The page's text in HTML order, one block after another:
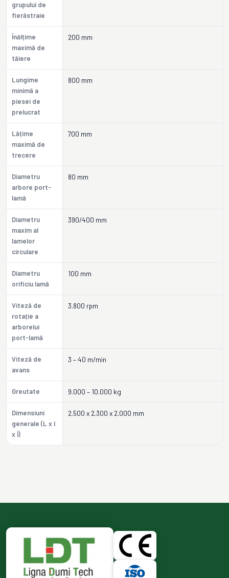
grupului de
fierăstraie
Înălțime
maximă de
tăiere
200 mm
Lungime
minimă a
piesei de
prelucrat
800 mm
Lățime
maximă de
trecere
700 mm
Diametru
arbore port-
lamă
80 mm
Diametru
maxim al
lamelor
circulare
390/400 mm
Diametru
orificiu lamă
100 mm
Viteză de
rotație a
arborelui
port-lamă
3.800 rpm
Viteză de
avans
3 – 40 m/min
Greutate 9.000 – 10.000 kg
Dimensiuni
generale (L x l
x Î)
2.500 x 2.300 x 2.000 mm